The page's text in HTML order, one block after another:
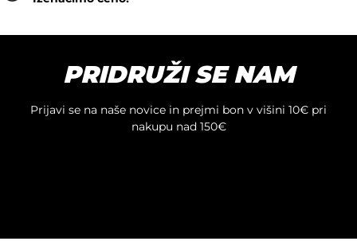
različic.
lahko
izberete
strani
PRIDRUŽI SE NAM
Prijavi se na naše novice in prejmi bon v višini 10€ pri
nakupu nad 150€